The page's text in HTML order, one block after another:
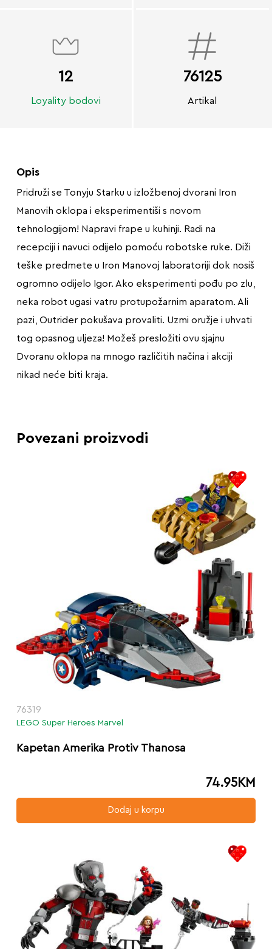
12
Loyality bodovi
76125
Artikal
Opis
Pridruži se Tonyju Starku u izložbenoj dvorani Iron
Manovih oklopa i eksperimentiši s novom
tehnologijom! Napravi frape u kuhinji. Radi na
recepciji i navuci odijelo pomoću robotske ruke. Diži
teške predmete u Iron Manovoj laboratoriji dok nosiš
ogromno odijelo Igor. Ako eksperimenti pođu po zlu,
neka robot ugasi vatru protupožarnim aparatom. Ali
pazi, Outrider pokušava provaliti. Uzmi oružje i uhvati
tog opasnog uljeza! Možeš presložiti ovu sjajnu
Dvoranu oklopa na mnogo različitih načina i akciji
nikad neće biti kraja.
Povezani proizvodi
76319
LEGO Super Heroes Marvel
Kapetan Amerika Protiv Thanosa
74.95KM
Dodaj u korpu